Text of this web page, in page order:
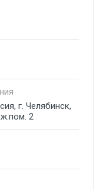
г. Челябинск,
2